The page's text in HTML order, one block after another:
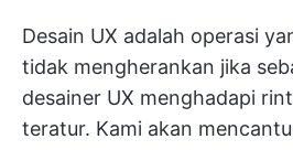
Desain UX adalah operasi
tidak mengherankan jika
desainer UX menghadapi
teratur. Kami akan